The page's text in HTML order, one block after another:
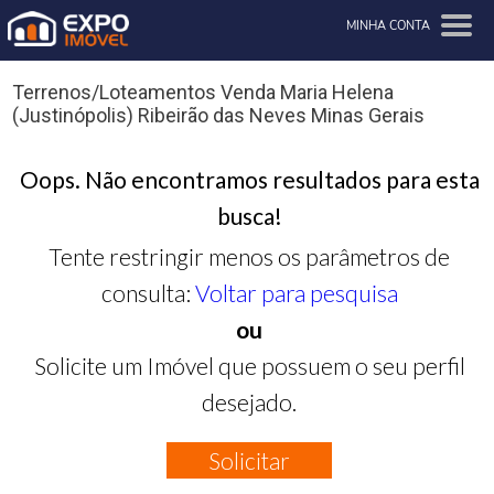
MINHA CONTA
Terrenos/Loteamentos Venda Maria Helena
(Justinópolis) Ribeirão das Neves Minas Gerais
Oops. Não encontramos resultados para esta
busca!
Tente restringir menos os parâmetros de
consulta: Voltar para pesquisa
ou
Solicite um Imóvel que possuem o seu perfil
desejado.
Solicitar